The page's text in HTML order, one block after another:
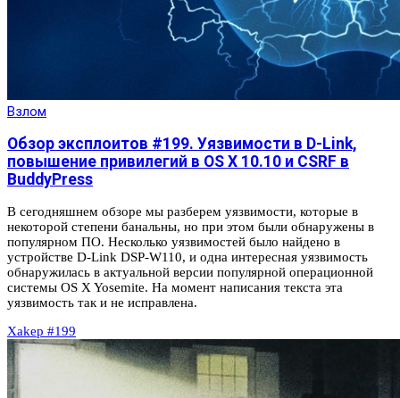
Взлом
Обзор эксплоитов #199. Уязвимости в D-Link,
повышение привилегий в OS X 10.10 и CSRF в
BuddyPress
В сегодняшнем обзоре мы разберем уязвимости, которые в
некоторой степени банальны, но при этом были обнаружены в
популярном ПО. Несколько уязвимостей было найдено в
устройстве D-Link DSP-W110, и одна интересная уязвимость
обнаружилась в актуальной версии популярной операционной
системы OS X Yosemite. На момент написания текста эта
уязвимость так и не исправлена.
Xakep #199